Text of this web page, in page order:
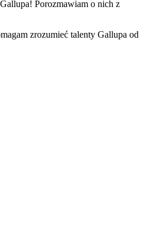
Porozmawiam o nich z
zrozumieć talenty Gallupa od